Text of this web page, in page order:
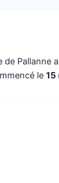
Pallanne
le 15